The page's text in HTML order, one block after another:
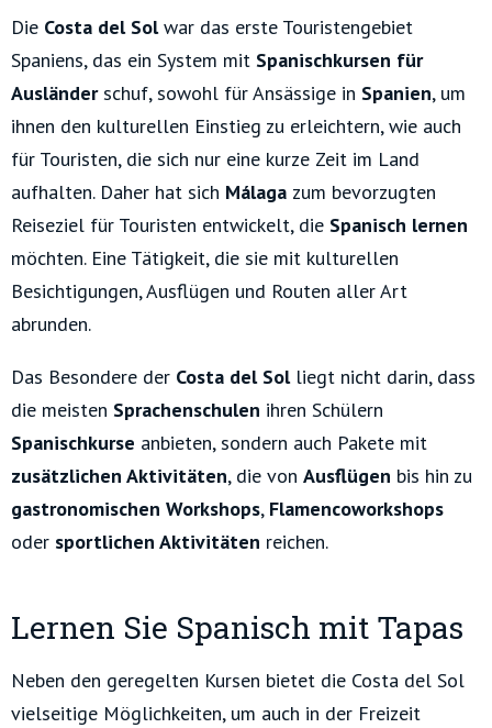
Die Costa del Solwar das erste Touristengebiet
Spaniens, das ein System mit Spanischkursen für
Ausländerschuf, sowohl für Ansässige in Spanien, um
ihnen den kulturellen Einstieg zu erleichtern, wie auch
für Touristen, die sich nur eine kurze Zeit im Land
aufhalten.Daher hat sich Málaga zum bevorzugten
Reiseziel für Touristen entwickelt, die Spanisch lernen
möchten. Eine Tätigkeit, die sie mit kulturellen
Besichtigungen, Ausflügen und Routen aller Art
abrunden.
Das Besondere der Costa del Sol liegt nicht darin, dass
die meisten Sprachenschulen ihren Schülern
Spanischkurse anbieten, sondern auch Pakete mit
zusätzlichen Aktivitäten, die von Ausflügen bis hin zu
gastronomischen Workshops, Flamencoworkshops
oder sportlichen Aktivitäten reichen.
Lernen Sie Spanisch mit Tapas
Neben den geregelten Kursen bietet die Costa del Sol
vielseitige Möglichkeiten, um auch in der Freizeit